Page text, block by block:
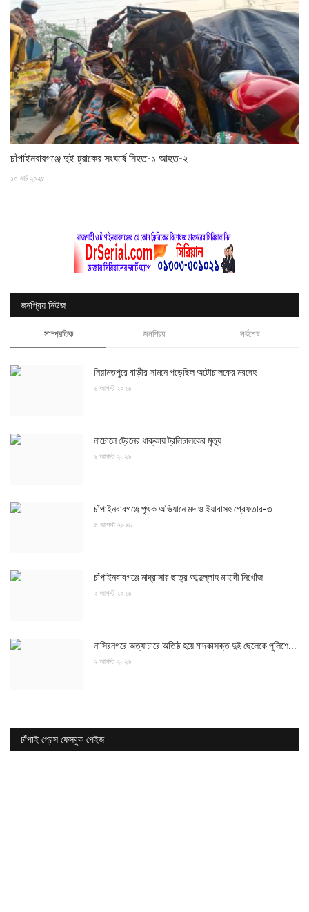
চাঁপাইনবাবগঞ্জে দুই ট্রাকের সংঘর্ষে নিহত-১ আহত-২
১০ মার্চ ২০২৫
জনপ্রিয় নিউজ
সাম্প্রতিক জনপ্রিয় সর্বশেষ
নিয়ামতপুরে বাড়ীর সামনে পড়েছিল অটোচালকের মরদেহ
৬ আগস্ট ২০২৬
নাচোলে ট্রেনের ধাক্কায় ট্রলিচালকের মৃত্যু
৬ আগস্ট ২০২৬
চাঁপাইনবাবগঞ্জে পৃথক অভিযানে মদ ও ইয়াবাসহ গ্রেফতার-৩
৫ আগস্ট ২০২৬
চাঁপাইনবাবগঞ্জে মাদ্রাসার ছাত্র আব্দুল্লাহ মাহাদী নিখোঁজ
২ আগস্ট ২০২৬
নাসিরনগরে অত্যাচারে অতিষ্ঠ হয়ে মাদকাসক্ত দুই ছেলেকে পুলিশে...
২ আগস্ট ২০২৬
চাঁপাই প্রেস ফেসবুক পেইজ